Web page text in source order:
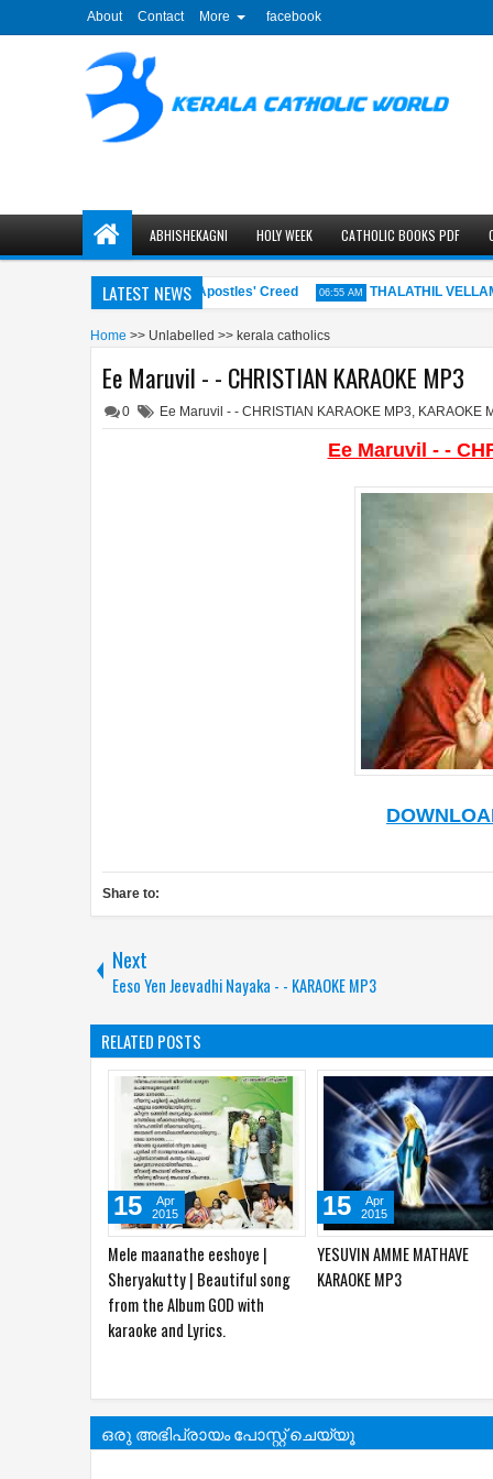
About Contact More facebook
ABHISHEKAGNI HOLY WEEK CATHOLIC BOOKS PDF
LATEST NEWS
വിശ്വാസപ്രമാണം - The Apostles' Creed 06:55 AM THALATHIL
Home >> Unlabelled >> kerala catholics
Ee Maruvil - - CHRISTIAN KARAOKE MP3
0 Ee Maruvil - - CHRISTIAN KARAOKE MP3, KARAOKE
Ee Maruvil - -
Share to:
Next
Eeso Yen Jeevadhi Nayaka - - KARAOKE MP3
RELATED POSTS
Mele maanathe eeshoye |
Sheryakutty | Beautiful song
from the Album GOD with
karaoke and Lyrics.
15
Apr
2015
YESUVIN AMME MATHAVE
KARAOKE MP3
15
Apr
2015
ഒരു അഭിപ്രായം പോസ്റ്റ് ചെയ്യൂ